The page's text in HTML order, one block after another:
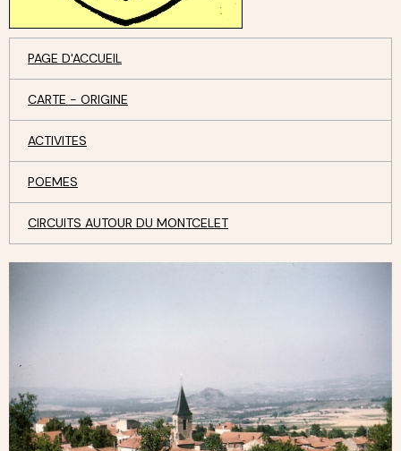
PAGE D'ACCUEIL
CARTE - ORIGINE
ACTIVITES
POEMES
CIRCUITS AUTOUR DU MONTCELET